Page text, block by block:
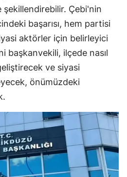
şekillendirebilir. Çebi'nin
başarısı, hem partisi
aktörler için belirleyici
başkanvekili, ilçede nasıl
ve siyasi
önümüzdeki